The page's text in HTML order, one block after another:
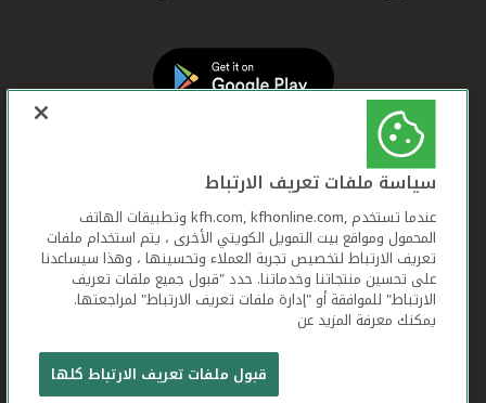
بيت التمويل الكويتي جميع الحقوق محفوظة © 2026
سياسة ملفات تعريف الارتباط
عندما تستخدم ,kfh.com, kfhonline.com وتطبيقات الهاتف
المحمول ومواقع بيت التمويل الكويتي الأخرى ، يتم استخدام ملفات
تعريف الارتباط لتخصيص تجربة العملاء وتحسينها ، وهذا سيساعدنا
على تحسين منتجاتنا وخدماتنا. حدد "قبول جميع ملفات تعريف
الارتباط" للموافقة أو "إدارة ملفات تعريف الارتباط" لمراجعتها.
يمكنك معرفة المزيد عن
قبول ملفات تعريف الارتباط كلها